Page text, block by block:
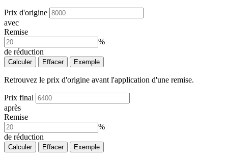
Prix d'origine
avec
Remise
%
de réduction
Calculer Effacer Exemple
Retrouvez le prix d'origine avant l'application d'une remise.
Prix final
après
Remise
%
de réduction
Calculer Effacer Exemple